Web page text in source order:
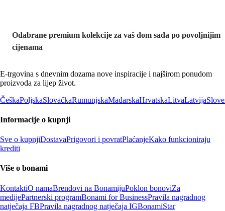
Odabrane premium kolekcije za vaš dom sada po povoljnijim
cijenama
E-trgovina s dnevnim dozama nove inspiracije i najširom ponudom
proizvoda za lijep život.
ČeškaPoljskaSlovačkaRumunjskaMađarskaHrvatskaLitvaLatvija
Informacije o kupnji
Sve o kupnjiDostavaPrigovori i povratPlaćanjeKako funkcioniraju
krediti
Više o bonami
KontaktiO namaBrendovi na BonamijuPoklon bonoviZa
medijePartnerski programBonami for BusinessPravila nagradnog
natječaja FBPravila nagradnog natječaja IGBonamiStar